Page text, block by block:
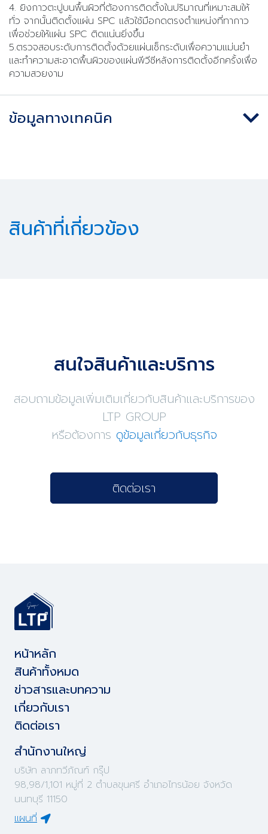
4. ยิงกาวตะปูบนพื้นผิวที่ต้องการติดตั้งในปริมาณที่เหมาะสมให้
ทั่ว จากนั้นติดตั้งแผ่น SPC แล้วใช้มือกดตรงตำแหน่งที่ทากาว
เพื่อช่วยให้แผ่น SPC ติดแน่นยิ่งขึ้น
5.ตรวจสอบระดับการติดตั้งด้วยแผ่นเช็กระดับเพื่อความแม่นยำ
และทำความสะอาดพื้นผิวของแผ่นพีวีซีหลังการติดตั้งอีกครั้งเพื่อ
ความสวยงาม
ข้อมูลทางเทคนิค
สินค้าที่เกี่ยวข้อง
สนใจสินค้าและบริการ
สอบถามข้อมูลเพิ่มเติมเกี่ยวกับสินค้าและบริการของ
LTP GROUP
หรือต้องการ ดูข้อมูลเกี่ยวกับธุรกิจ
ติดต่อเรา
หน้าหลัก
สินค้าทั้งหมด
ข่าวสารและบทความ
เกี่ยวกับเรา
ติดต่อเรา
สำนักงานใหญ่
บริษัท ลาภทวีภัณฑ์ กรุ๊ป
98,98/1,101 หมู่ที่ 2 ตำบลขุนศรี อำเภอไทรน้อย จังหวัด
นนทบุรี 11150
แผนที่